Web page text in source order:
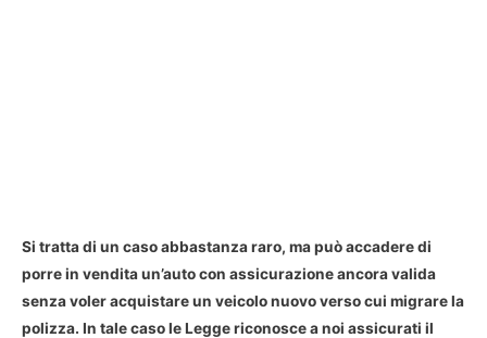
Si tratta di un caso abbastanza raro, ma può accadere di
porre in vendita un’auto con assicurazione ancora valida
senza voler acquistare un veicolo nuovo verso cui migrare la
polizza. In tale caso le Legge riconosce a noi assicurati il